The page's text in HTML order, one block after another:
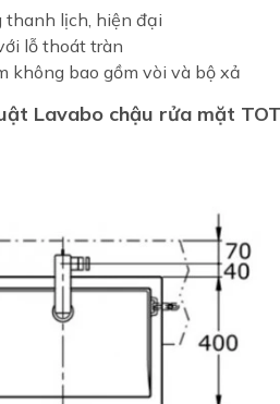
thanh lịch, hiện đại
lỗ thoát tràn
không bao gồm vòi và bộ xả
Lavabo chậu rửa mặt